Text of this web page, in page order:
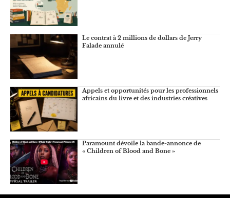
Le contrat à 2 millions de dollars de Jerry
Falade annulé
Appels et opportunités pour les professionnels
africains du livre et des industries créatives
Paramount dévoile la bande-annonce de
« Children of Blood and Bone »